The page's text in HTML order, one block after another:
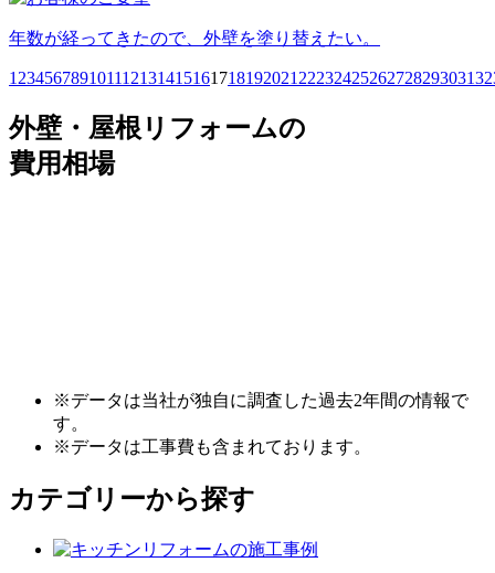
年数が経ってきたので、外壁を塗り替えたい。
1 23456789101112131415161718192021 2223242526272829303132
外壁・屋根リフォームの
費用相場
※データは当社が独自に調査した過去2年間の情報で
す。
※データは工事費も含まれております。
カテゴリーから探す